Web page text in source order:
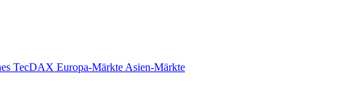
TecDAX Europa-Märkte Asien-Märkte